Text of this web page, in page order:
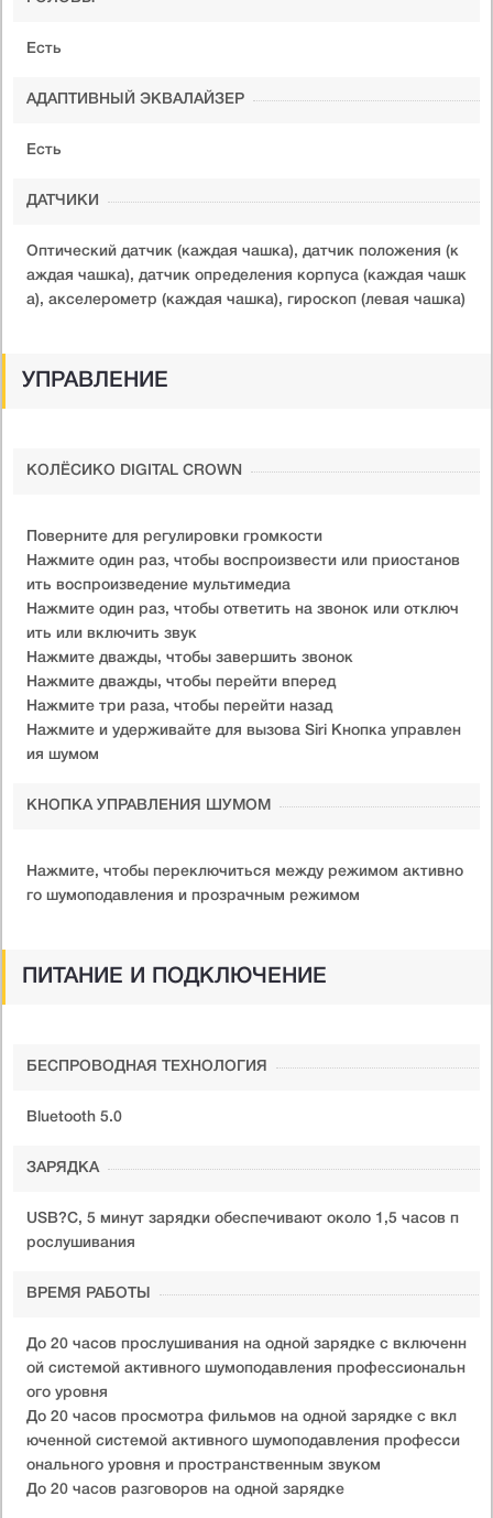
Есть
АДАПТИВНЫЙ ЭКВАЛАЙЗЕР
Есть
ДАТЧИКИ
Оптический датчик (каждая чашка), датчик положения (к
аждая чашка), датчик определения корпуса (каждая чашк
а), акселерометр (каждая чашка), гироскоп (левая чашка)
УПРАВЛЕНИЕ
КОЛЁСИКО DIGITAL CROWN
Поверните для регулировки громкости
Нажмите один раз, чтобы воспроизвести или приостанов
ить воспроизведение мультимедиа
Нажмите один раз, чтобы ответить на звонок или отключ
ить или включить звук
Нажмите дважды, чтобы завершить звонок
Нажмите дважды, чтобы перейти вперед
Нажмите три раза, чтобы перейти назад
Нажмите и удерживайте для вызова Siri Кнопка управлен
ия шумом
КНОПКА УПРАВЛЕНИЯ ШУМОМ
Нажмите, чтобы переключиться между режимом активно
го шумоподавления и прозрачным режимом
ПИТАНИЕ И ПОДКЛЮЧЕНИЕ
БЕСПРОВОДНАЯ ТЕХНОЛОГИЯ
Bluetooth 5.0
ЗАРЯДКА
USB?C, 5 минут зарядки обеспечивают около 1,5 часов п
рослушивания
ВРЕМЯ РАБОТЫ
До 20 часов прослушивания на одной зарядке с включенн
ой системой активного шумоподавления профессиональн
ого уровня
До 20 часов просмотра фильмов на одной зарядке с вкл
юченной системой активного шумоподавления професси
онального уровня и пространственным звуком
До 20 часов разговоров на одной зарядке